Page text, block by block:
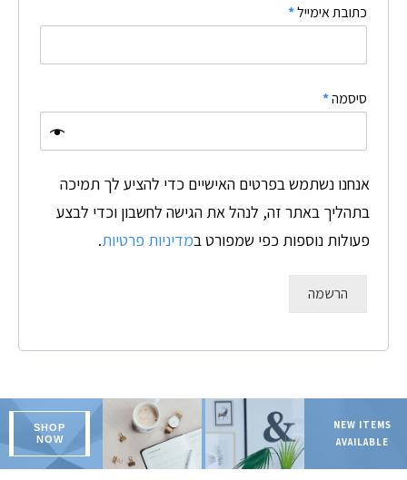
כתובת אימייל*
סיסמה*
אנחנו נשתמש בפרטים האישיים כדי להציע לך תמיכה
בתהליך באתר זה, לנהל את הגישה לחשבון וכדי לבצע
פעולות נוספות כפי שמפורט במדיניות פרטיות.
הרשמה
NEW ITEMS
AVAILABLE
SHOP
NOW